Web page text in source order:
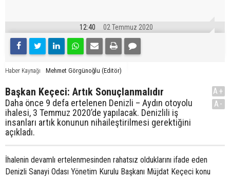
12:40 02 Temmuz 2020
Haber Kaynağı Mehmet Görgünoğlu (Editör)
Başkan Keçeci: Artık Sonuçlanmalıdır
Daha önce 9 defa ertelenen Denizli – Aydın otoyolu
ihalesi, 3 Temmuz 2020’de yapılacak. Denizlili iş
insanları artık konunun nihaileştirilmesi gerektiğini
açıkladı.
A+
A-
İhalenin devamlı ertelenmesinden rahatsız olduklarını ifade eden
Denizli Sanayi Odası Yönetim Kurulu Başkanı Müjdat Keçeci konu